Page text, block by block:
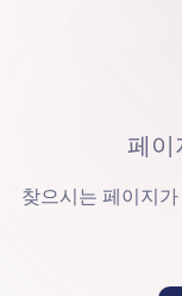
페이
찾으시는 페이지